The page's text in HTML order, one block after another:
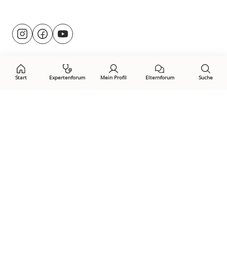
Start Expertenforum Mein Profil Elternforum Suche
Besuche
uns@rund.ums.baby
facebook.com/rundumsbaby.de
youtube.com/@rundumsbaby_